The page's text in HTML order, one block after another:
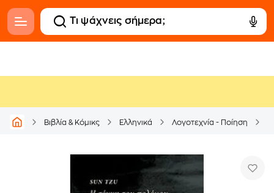
Βιβλία & Κόμικς Ελληνικά Λογοτεχνία - Ποίηση